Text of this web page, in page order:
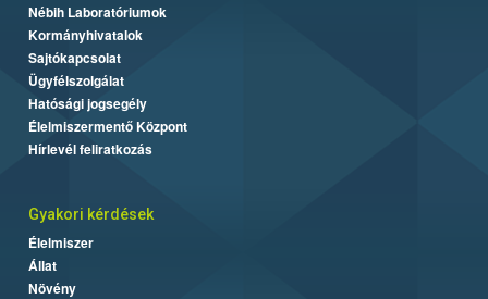
Nébih Laboratóriumok
Kormányhivatalok
Sajtókapcsolat
Ügyfélszolgálat
Hatósági jogsegély
Élelmiszermentő Központ
Hírlevél feliratkozás
Gyakori kérdések
Élelmiszer
Állat
Növény